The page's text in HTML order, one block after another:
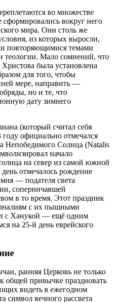
во множестве
вокруг него
мира. Они столь же
из которых выросли,
повторяющимися темами
теологии. Мало сомнений, что
Христова была установлена
для того, чтобы
мере, направить —
но и те, что
дату зимнего
(который считал себя
официально отмечался
Непобедимого Солнца (Natalis
начало
на север из самой южной
отмечалось рождение
— подателя света
соперничавшей
в то время. Этот праздник
с их пышными
с Ханукой — ещё одним
на 25-й день еврейского
ранняя Церковь не только
общей привычке праздновать
видеть в ежегодном
символ вечного рассвета